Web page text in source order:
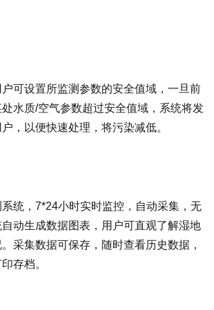
可设置所监测参数的安全值域，一旦前
水质/空气参数超过安全值域，系统将发
，以便快速处理，将污染减低。
统，7*24小时实时监控，自动采集，无
动生成数据图表，用户可直观了解湿地
采集数据可保存，随时查看历史数据，
存档。